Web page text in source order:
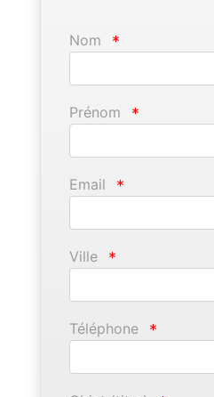
Nom *
Prénom *
Email *
Ville *
Téléphone *